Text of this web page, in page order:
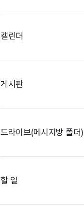
캘린더
게시판
드라이브(메시지방 폴더)
할 일